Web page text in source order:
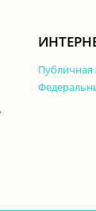
Публичная